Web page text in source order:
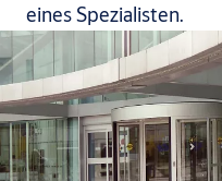
eines Spezialisten.